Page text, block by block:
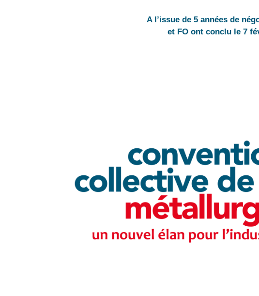
A l’issue de 5 années de
et FO ont conclu le 7